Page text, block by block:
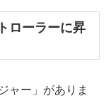
ローラーに昇
ャー」がありま